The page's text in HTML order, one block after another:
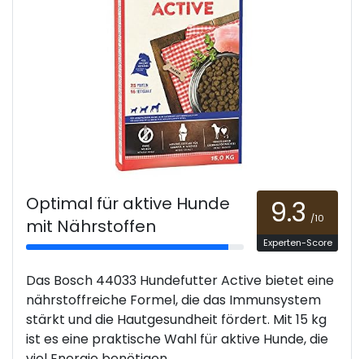
Optimal für aktive Hunde
mit Nährstoffen
9.3 /10
Experten-Score
Das Bosch 44033 Hundefutter Active bietet eine
nährstoffreiche Formel, die das Immunsystem
stärkt und die Hautgesundheit fördert. Mit 15 kg
ist es eine praktische Wahl für aktive Hunde, die